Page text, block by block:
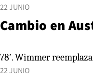
22 JUNIO
Cambio en
78′. Wimmer
22 JUNIO